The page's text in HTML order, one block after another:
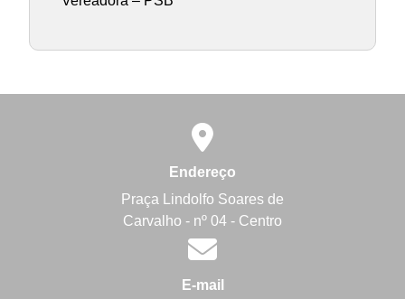
Endereço
Praça Lindolfo Soares de
Carvalho - nº 04 - Centro
E-mail